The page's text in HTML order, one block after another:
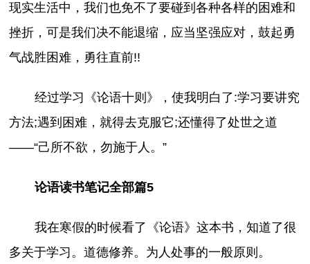
现实生活中，我们也免不了要碰到各种各样的困难和
挫折，可是我们决不能退缩，应当坚强应对，鼓起勇
气战胜困难，勇往直前!!
经过学习《论语十则》，使我明白了:学习要讲究
方法;遇到困难，就得去克服它;还懂得了处世之道
——“己所不欲，勿施于人。”
论语读书笔记全部篇5
我在寒假的时候看了《论语》这本书，知道了很
多关于学习。道德修养。为人处事的一般原则。